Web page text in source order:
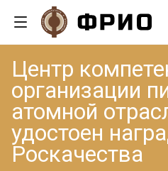
Центр
организации
атомной
удостоен
Роскачества